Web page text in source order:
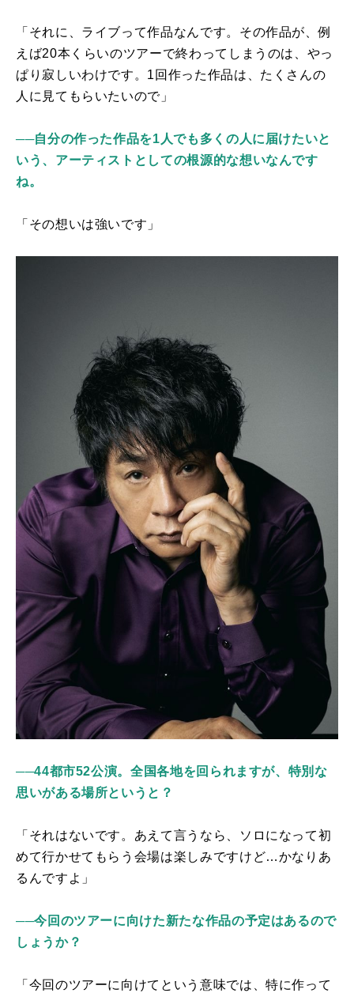
「それに、ライブって作品なんです。その作品が、例
えば20本くらいのツアーで終わってしまうのは、やっ
ぱり寂しいわけです。1回作った作品は、たくさんの
人に見てもらいたいので」
──自分の作った作品を1人でも多くの人に届けたいと
いう、アーティストとしての根源的な想いなんです
ね。
「その想いは強いです」
──44都市52公演。全国各地を回られますが、特別な
思いがある場所というと？
「それはないです。あえて言うなら、ソロになって初
めて行かせてもらう会場は楽しみですけど…かなりあ
るんですよ」
──今回のツアーに向けた新たな作品の予定はあるので
しょうか？
「今回のツアーに向けてという意味では、特に作って